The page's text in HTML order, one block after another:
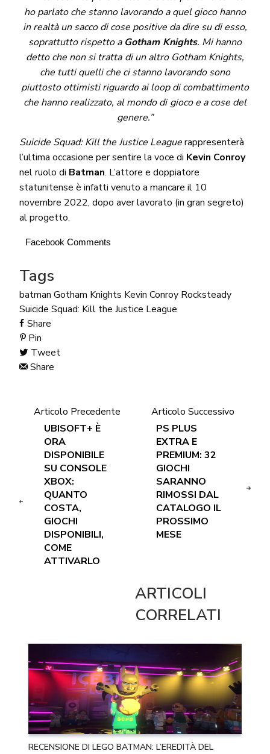
ho parlato che stanno lavorando a quel gioco hanno
in realtà un sacco di cose positive da dire su di esso,
soprattutto rispetto a Gotham Knights. Mi hanno
detto che non si tratta di un altro Gotham Knights,
che tutti quelli che ci stanno lavorando sono
piuttosto ottimisti riguardo ai loop di combattimento
che hanno realizzato, al mondo di gioco e a cose del
genere.”
Suicide Squad: Kill the Justice Leaguerappresenterà
l’ultima occasione per sentire la voce di Kevin Conroy
nel ruolo di Batman. L’attore e doppiatore
statunitense è infatti venuto a mancare il 10
novembre 2022, dopo aver lavorato (in gran segreto)
al progetto.
Facebook Comments
Tags
batman Gotham Knights Kevin Conroy Rocksteady
Suicide Squad: Kill the Justice League
Share
Pin
Tweet
Share
Articolo Precedente
UBISOFT+ È
ORA
DISPONIBILE
SU CONSOLE
XBOX:
QUANTO
COSTA,
GIOCHI
DISPONIBILI,
COME
ATTIVARLO
Articolo Successivo
PS PLUS
EXTRA E
PREMIUM: 32
GIOCHI
SARANNO
RIMOSSI DAL
CATALOGO IL
PROSSIMO
MESE
ARTICOLI
CORRELATI
RECENSIONE DI LEGO BATMAN: L’EREDITÀ DEL